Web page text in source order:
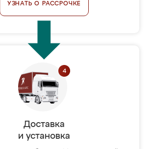
УЗНАТЬ О РАССРОЧКЕ
Доставка
и установка